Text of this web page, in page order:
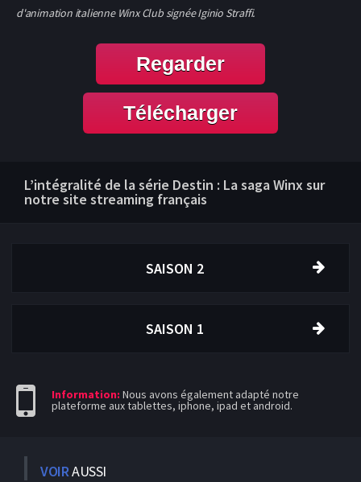
d'animation italienne Winx Club signée Iginio Straffi.
Regarder
Télécharger
L’intégralité de la série Destin : La saga Winx sur
notre site streaming français
SAISON 2
SAISON 1
Information: Nous avons également adapté notre
plateforme aux tablettes, iphone, ipad et android.
VOIRAUSSI